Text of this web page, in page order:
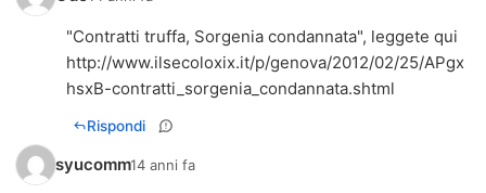
http://www.ilsecoloxix.it/p/genova/2012/02/25/APgx
hsxB-contratti_sorgenia_condannata.shtml
Rispondi
syucomm14 anni fa